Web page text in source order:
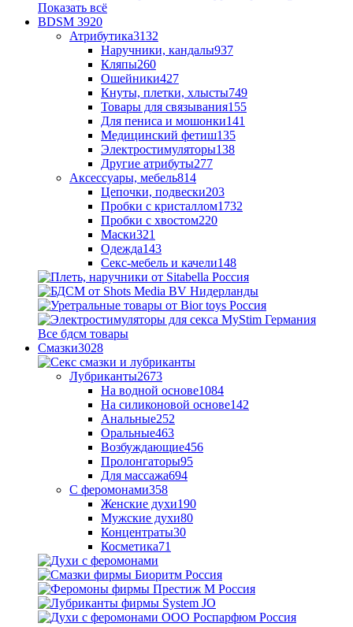
Показать всё
BDSM 3920
Атрибутика3132
Наручники, кандалы937
Кляпы260
Ошейники427
Кнуты, плетки, хлысты749
Товары для связывания155
Для пениса и мошонки141
Медицинский фетиш135
Электростимуляторы138
Другие атрибуты277
Аксессуары, мебель814
Цепочки, подвески203
Пробки с кристаллом1732
Пробки с хвостом220
Маски321
Одежда143
Секс-мебель и качели148
Все бдсм товары
Смазки3028
Лубриканты2673
На водной основе1084
На силиконовой основе142
Анальные252
Оральные463
Возбуждающие456
Пролонгаторы95
Для массажа694
С феромонами358
Женские духи190
Мужские духи80
Концентраты30
Косметика71